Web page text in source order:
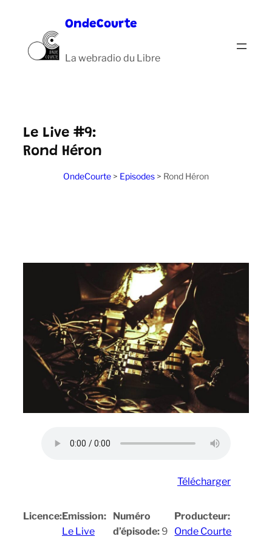
contenu
OndeCourte
La webradio du Libre
Le Live #9:
Rond Héron
OndeCourte > Episodes > Rond Héron
Télécharger
Licence:Emission:
Le Live
Numéro
d’épisode: 9
Producteur:
Onde Courte